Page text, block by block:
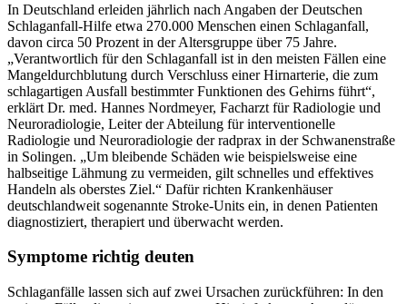
In Deutschland erleiden jährlich nach Angaben der Deutschen
Schlaganfall-Hilfe etwa 270.000 Menschen einen Schlaganfall,
davon circa 50 Prozent in der Altersgruppe über 75 Jahre.
„Verantwortlich für den Schlaganfall ist in den meisten Fällen eine
Mangeldurchblutung durch Verschluss einer Hirnarterie, die zum
schlagartigen Ausfall bestimmter Funktionen des Gehirns führt“,
erklärt Dr. med. Hannes Nordmeyer, Facharzt für Radiologie und
Neuroradiologie, Leiter der Abteilung für interventionelle
Radiologie und Neuroradiologie der radprax in der Schwanenstraße
in Solingen. „Um bleibende Schäden wie beispielsweise eine
halbseitige Lähmung zu vermeiden, gilt schnelles und effektives
Handeln als oberstes Ziel.“ Dafür richten Krankenhäuser
deutschlandweit sogenannte Stroke-Units ein, in denen Patienten
diagnostiziert, therapiert und überwacht werden.
Symptome richtig deuten
Schlaganfälle lassen sich auf zwei Ursachen zurückführen: In den